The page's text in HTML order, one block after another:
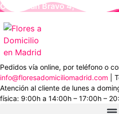
Ir
contenido
Calle Juan Bravo 4, Móstoles
Pedidos vía online, por teléfono o
info@floresadomiciliomadrid.com |
Atención al cliente de lunes a
física: 9:00h a 14:00h – 17:00h –